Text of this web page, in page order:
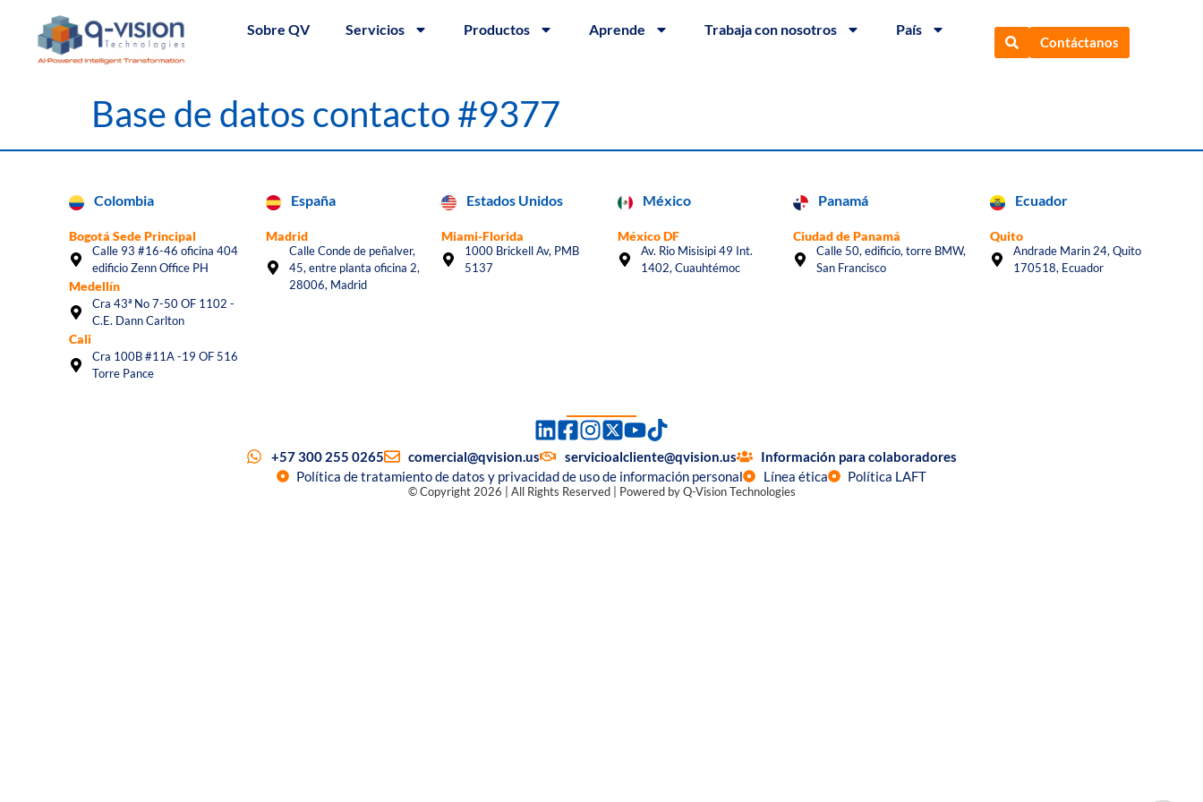
Sobre QV Servicios Productos Aprende Trabaja con nosotros País
Contáctanos
Base de datos contacto #9377
Colombia
Bogotá Sede Principal
Calle 93 #16-46 oficina 404
edificio Zenn Office PH
Medellín
Cra 43ª No 7-50 OF 1102 -
C.E. Dann Carlton
Cali
Cra 100B #11A -19 OF 516
Torre Pance
España
Madrid
Calle Conde de peñalver,
45, entre planta oficina 2,
28006, Madrid
Estados Unidos
Miami-Florida
1000 Brickell Av, PMB
5137
México
México DF
Av. Rio Misisipi 49 Int.
1402, Cuauhtémoc
Panamá
Ciudad de Panamá
Calle 50, edificio, torre BMW,
San Francisco
Ecuador
Quito
Andrade Marin 24, Quito
170518, Ecuador
+57 300 255 0265 comercial@qvision.us servicioalcliente@qvision.us
Información para colaboradores
Política de tratamiento de datos y privacidad de uso de información personal
Línea ética Política LAFT
© Copyright 2026 | All Rights Reserved | Powered by Q-Vision Technologies